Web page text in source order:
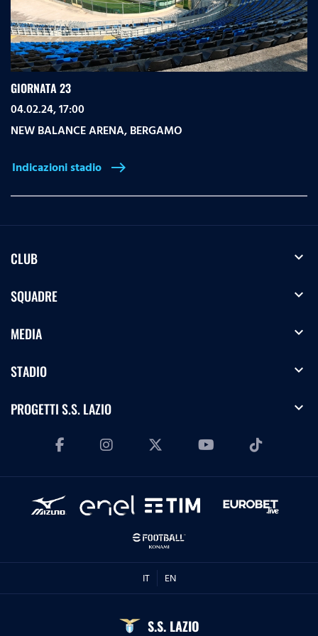
GIORNATA 23
04.02.24, 17:00
NEW BALANCE ARENA,BERGAMO
Indicazioni stadio east
CLUB expand_more
SQUADRE expand_more
MEDIA expand_more
STADIO expand_more
PROGETTI S.S. LAZIO expand_more
IT EN
S.S. LAZIO